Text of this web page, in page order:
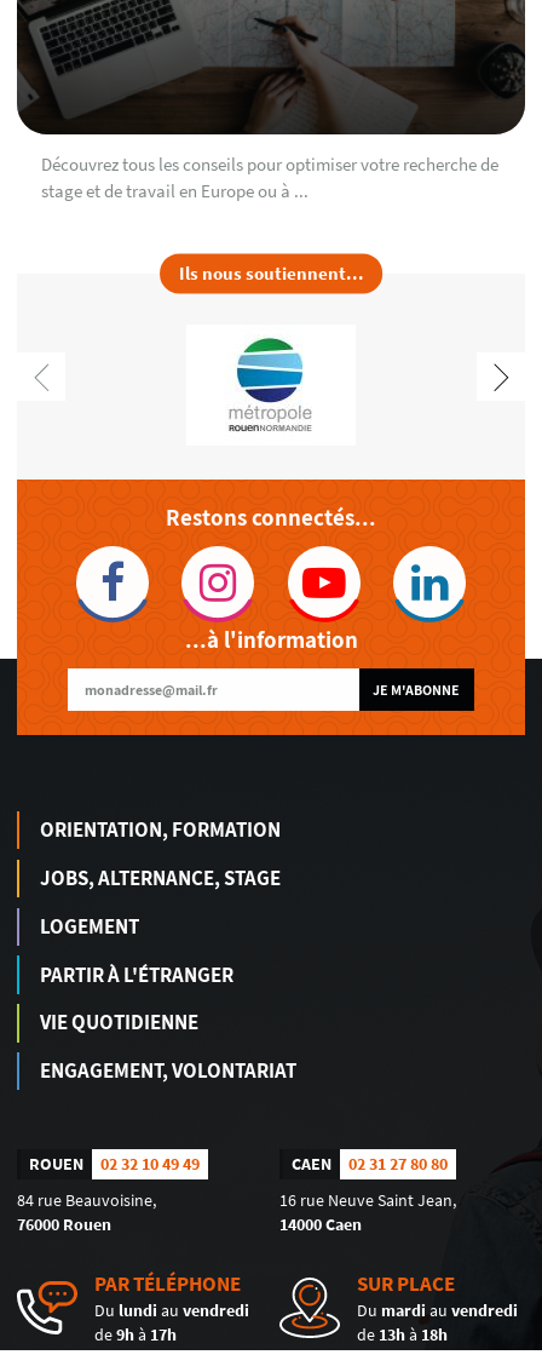
Découvrez tous les conseils pour optimiser votre recherche de
stage et de travail en Europe ou à ...
Ils nous soutiennent...
Restons connectés...
...à l'information
JE M'ABONNE
ORIENTATION, FORMATION
JOBS, ALTERNANCE, STAGE
LOGEMENT
PARTIR À L'ÉTRANGER
VIE QUOTIDIENNE
ENGAGEMENT, VOLONTARIAT
ROUEN
02 32 10 49 49
84 rue Beauvoisine,
76000 Rouen
CAEN
02 31 27 80 80
16 rue Neuve Saint Jean,
14000 Caen
PAR TÉLÉPHONE
Du lundi au vendredi
de9hà 17h
SUR PLACE
Du mardi au vendredi
de 13hà 18h